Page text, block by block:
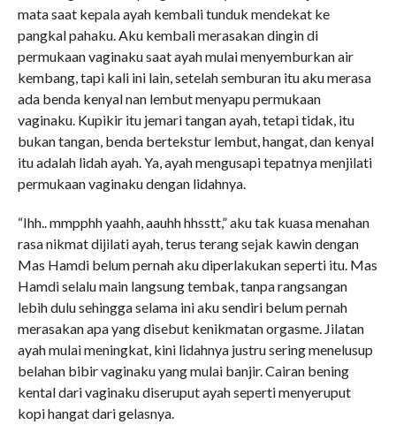
mata saat kepala ayah kembali tunduk mendekat ke
pangkal pahaku. Aku kembali merasakan dingin di
permukaan vaginaku saat ayah mulai menyemburkan air
kembang, tapi kali ini lain, setelah semburan itu aku merasa
ada benda kenyal nan lembut menyapu permukaan
vaginaku. Kupikir itu jemari tangan ayah, tetapi tidak, itu
bukan tangan, benda bertekstur lembut, hangat, dan kenyal
itu adalah lidah ayah. Ya, ayah mengusapi tepatnya menjilati
permukaan vaginaku dengan lidahnya.
“Ihh.. mmpphh yaahh, aauhh hhsstt,” aku tak kuasa menahan
rasa nikmat dijilati ayah, terus terang sejak kawin dengan
Mas Hamdi belum pernah aku diperlakukan seperti itu. Mas
Hamdi selalu main langsung tembak, tanpa rangsangan
lebih dulu sehingga selama ini aku sendiri belum pernah
merasakan apa yang disebut kenikmatan orgasme. Jilatan
ayah mulai meningkat, kini lidahnya justru sering menelusup
belahan bibir vaginaku yang mulai banjir. Cairan bening
kental dari vaginaku diseruput ayah seperti menyeruput
kopi hangat dari gelasnya.